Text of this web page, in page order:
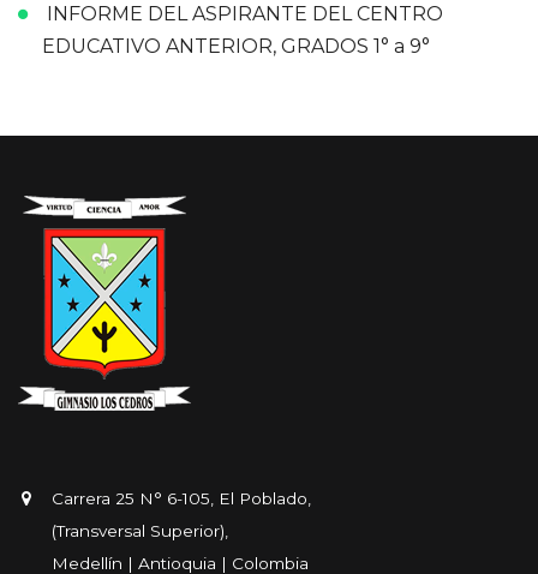
INFORME DEL ASPIRANTE DEL CENTRO
EDUCATIVO ANTERIOR, GRADOS 1° a 9°
Carrera 25 N° 6-105, El Poblado,
(Transversal Superior),
Medellín | Antioquia | Colombia